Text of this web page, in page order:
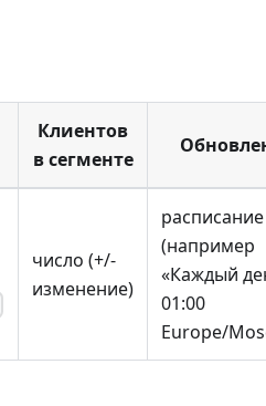
Клиентов
в сегменте
число (+/-
изменение)
расписание
(например
«Каждый
01:00
Europe/